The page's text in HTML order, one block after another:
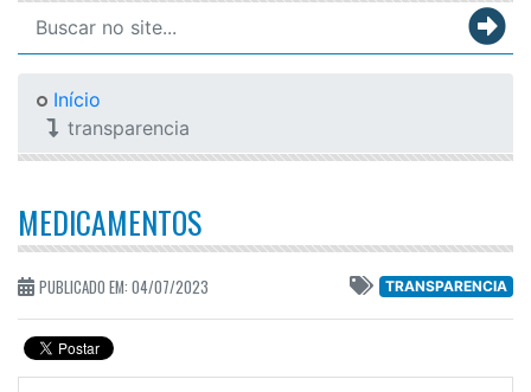
Início
transparencia
MEDICAMENTOS
PUBLICADO EM: 04/07/2023 TRANSPARENCIA